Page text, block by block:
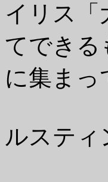
イリス「
てできる
に集まっ
ルステ